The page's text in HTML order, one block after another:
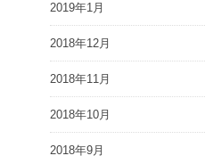
2019年1月
2018年12月
2018年11月
2018年10月
2018年9月